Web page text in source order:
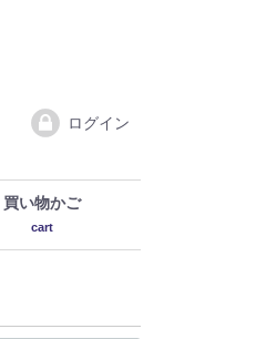
ログイン
買い物かご
cart